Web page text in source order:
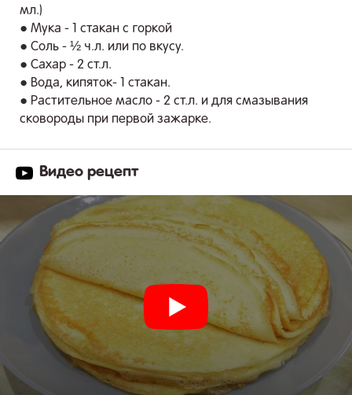
мл.)
● Мука - 1 стакан с горкой
● Соль - ½ ч.л. или по вкусу.
● Сахар - 2 ст.л.
● Вода, кипяток- 1 стакан.
● Растительное масло - 2 ст.л. и для смазывания
сковороды при первой зажарке.
Видео рецепт